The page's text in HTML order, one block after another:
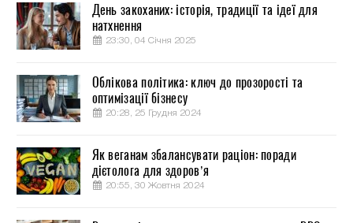
День закоханих: історія, традиції та ідеї для
натхнення
23:30, 04 Січня 2025
Облікова політика: ключ до прозорості та
оптимізації бізнесу
20:28, 25 Грудня 2024
Як веганам збалансувати раціон: поради
дієтолога для здоров’я
20:55, 30 Жовтня 2024